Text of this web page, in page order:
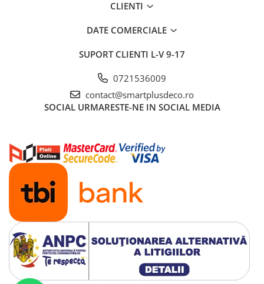
CLIENTI
DATE COMERCIALE
SUPORT CLIENTI L-V 9-17
0721536009
contact@smartplusdeco.ro
SOCIAL URMARESTE-NE IN SOCIAL MEDIA